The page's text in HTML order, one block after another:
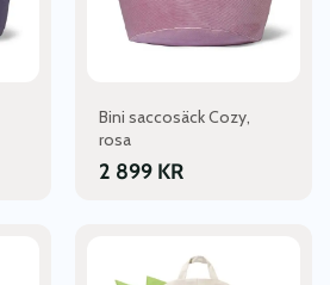
Bini saccosäck Cozy,
rosa
2 899 KR